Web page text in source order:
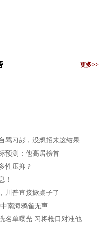
更多>>
骂习彭，没想招来这结果
预测：他高居榜首
性压抑？
！
川普直接掀桌子了
南海鸦雀无声
名单曝光 习将枪口对准他